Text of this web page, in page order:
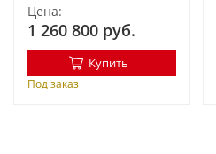
Цена:
1 260 800 руб.
Купить
Под заказ